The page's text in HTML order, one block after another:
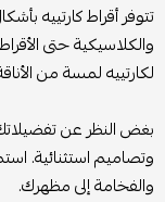
تتوفر أقراط كارتييه
والكلاسيكية حتى
لكارتييه لمسة من
بغض النظر عن
وتصاميم استثنائية.
والفخامة إلى مظهرك.